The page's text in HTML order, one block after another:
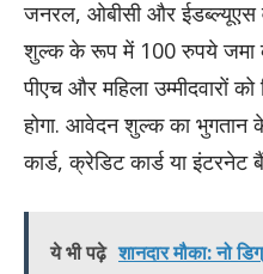
जनरल, ओबीसी और ईडब्ल्यूएस
शुल्क के रूप में 100 रुपये जमा
पीएच और महिला उम्मीदवारों
होगा. आवेदन शुल्क का भुगतान
कार्ड, क्रेडिट कार्ड या
ये भी पढ़े शानदार मौका: नो